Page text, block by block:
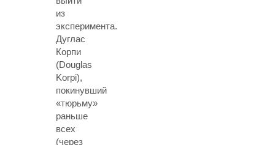
из
эксперимента.
Дуглас
Корпи
(Douglas
Korpi),
покинувший
«тюрьму»
раньше
всех
(через